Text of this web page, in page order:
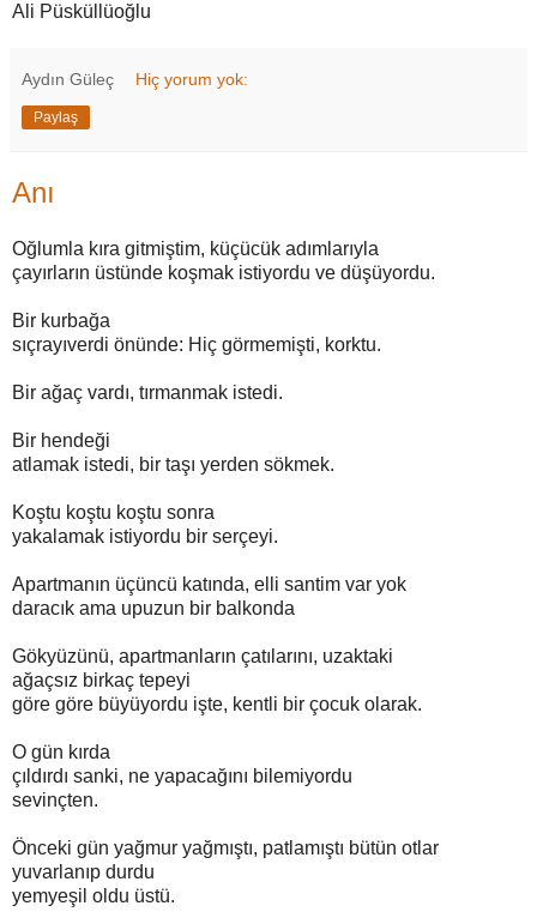
Ali Püsküllüoğlu
Aydın Güleç Hiç yorum yok:
Paylaş
Anı
Oğlumla kıra gitmiştim, küçücük adımlarıyla
çayırların üstünde koşmak istiyordu ve düşüyordu.
Bir kurbağa
sıçrayıverdi önünde: Hiç görmemişti, korktu.
Bir ağaç vardı, tırmanmak istedi.
Bir hendeği
atlamak istedi, bir taşı yerden sökmek.
Koştu koştu koştu sonra
yakalamak istiyordu bir serçeyi.
Apartmanın üçüncü katında, elli santim var yok
daracık ama upuzun bir balkonda
Gökyüzünü, apartmanların çatılarını, uzaktaki
ağaçsız birkaç tepeyi
göre göre büyüyordu işte, kentli bir çocuk olarak.
O gün kırda
çıldırdı sanki, ne yapacağını bilemiyordu
sevinçten.
Önceki gün yağmur yağmıştı, patlamıştı bütün otlar
yuvarlanıp durdu
yemyeşil oldu üstü.